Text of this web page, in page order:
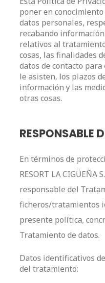
poner en
datos personales,
recabando
relativos al
cosas, las finalidades
datos de contacto
le asisten, los plazos
información y las
otras cosas.
RESPONSABLE
En términos de
RESORT LA CIGÜEÑA
responsable del
ficheros/tratamientos
presente política,
Tratamiento de datos.
Datos identificativos
del tratamiento: